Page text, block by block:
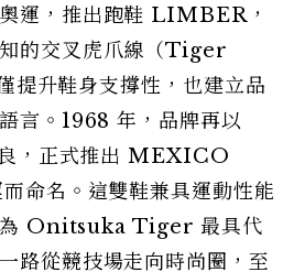
運，推出跑鞋 LIMBER，
的交叉虎爪線（Tiger
升鞋身支撐性，也建立品
言。1968 年，品牌再以
，正式推出 MEXICO
命名。這雙鞋兼具運動性能
為 Onitsuka Tiger 最具代
路從競技場走向時尚圈，至